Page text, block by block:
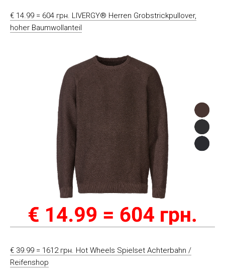
€ 14.99 = 604 грн. LIVERGY® Herren Grobstrickpullover,
hoher Baumwollanteil
€ 39.99 = 1612 грн. Hot Wheels Spielset Achterbahn /
Reifenshop